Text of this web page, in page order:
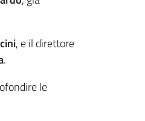
, e il direttore
.
le